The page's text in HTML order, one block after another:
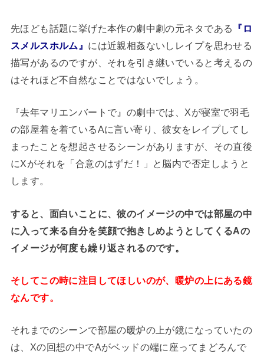
先ほども話題に挙げた本作の劇中劇の元ネタである
『ロ
スメルスホルム』 には近親相姦ないしレイプを思わせる
描写があるのですが、それを引き継いでいると考えるの
はそれほど不自然なことではないでしょう。
『去年マリエンバートで』の劇中では、Xが寝室で羽毛
の部屋着を着ているAに言い寄り、彼女をレイプしてし
まったことを想起させるシーンがありますが、その直後
にXがそれを「合意のはずだ！」と脳内で否定しようと
します。
すると、面白いことに、彼のイメージの中では部屋の中
に入って来る自分を笑顔で抱きしめようとしてくるAの
イメージが何度も繰り返されるのです。
そしてこの時に注目してほしいのが、暖炉の上にある鏡
なんです。
それまでのシーンで部屋の暖炉の上が鏡になっていたの
は、Xの回想の中でAがベッドの端に座ってまどろんで